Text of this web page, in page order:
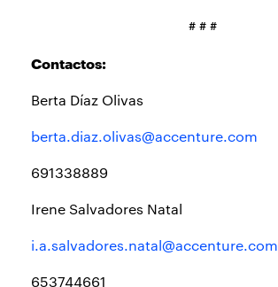
# # #
Contactos:
Berta Díaz Olivas
berta.diaz.olivas@accenture.com
691338889
Irene Salvadores Natal
i.a.salvadores.natal@accenture.com
653744661